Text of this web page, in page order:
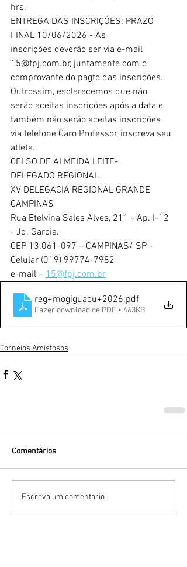
hrs.
ENTREGA DAS INSCRIÇÕES: PRAZO
FINAL 10/06/2026 - As
inscrições deverão ser via e-mail
15@fpj.com.br, juntamente com o
comprovante do pagto das inscrições..
Outrossim, esclarecemos que não
serão aceitas inscrições após a data e
também não serão aceitas inscrições
via telefone Caro Professor, inscreva seu
atleta.
CELSO DE ALMEIDA LEITE-
DELEGADO REGIONAL
XV DELEGACIA REGIONAL GRANDE
CAMPINAS
Rua Etelvina Sales Alves, 211 - Ap. I-12
- Jd. Garcia.
CEP 13.061-097 – CAMPINAS/ SP -
Celular (019) 99774-7982
e-mail – 15@fpj.com.br
reg+mogiguacu+2026.pdf
Fazer download de PDF • 463KB
Torneios Amistosos
Comentários
Escreva um comentário